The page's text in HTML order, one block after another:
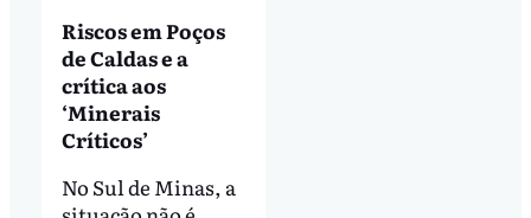
Riscos em Poços
de Caldas e a
crítica aos
‘Minerais
Críticos’
No Sul de Minas, a